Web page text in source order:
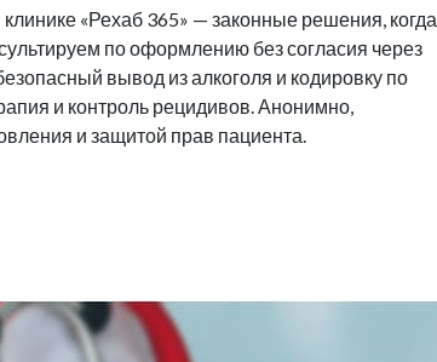
«Рехаб 365» — законные решения, когда
по оформлению без согласия через
вывод из алкоголя и кодировку по
и контроль рецидивов. Анонимно,
и защитой прав пациента.